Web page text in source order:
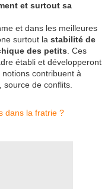
et surtout sa
et dans les meilleures
surtout la stabilité de
des petits . Ces
établi et développeront
contribuent à
de conflits.